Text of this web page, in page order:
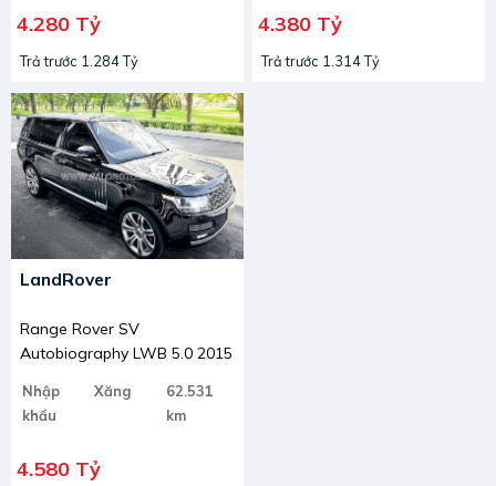
4.280 Tỷ
Trả trước 1.284 Tỷ
4.380 Tỷ
Trả trước 1.314 Tỷ
LandRover
Range Rover SV
Autobiography LWB 5.0 2015
Nhập
khẩu
Xăng
62.531
km
4.580 Tỷ